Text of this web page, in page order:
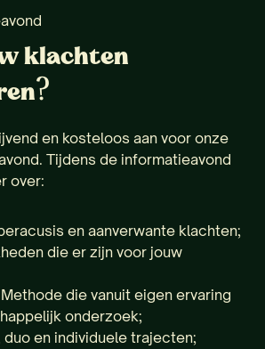
klachten
en kosteloos aan voor onze
Tijdens de informatieavond
over:
en aanverwante klachten;
die er zijn voor jouw
die vanuit eigen ervaring
onderzoek;
duo en individuele trajecten;